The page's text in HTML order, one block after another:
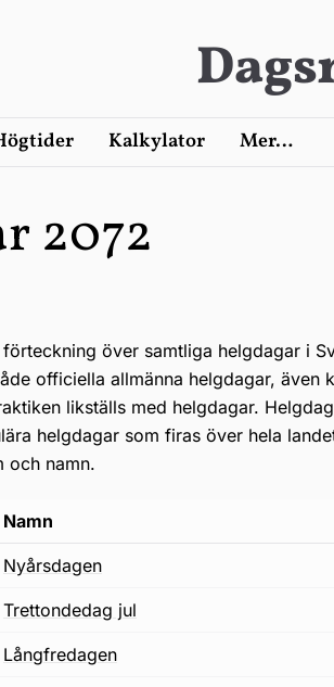
Kalkylator Mer…
2072
över samtliga helgdagar i
officiella allmänna helgdagar, även
likställs med helgdagar.
helgdagar som firas över hela
och namn.
Namn
nyårsdagen
trettondedag jul
långfredagen